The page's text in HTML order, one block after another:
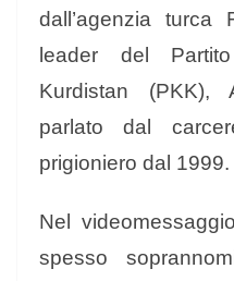
dall’agenzia
leader del
Kurdistan (PKK),
parlato dal
prigioniero dal 1999.
Nel
spesso